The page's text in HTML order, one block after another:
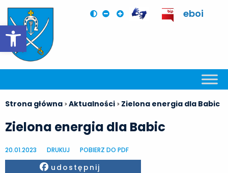
Otwórz pasek narzędzi
eboi
Strona główna >Aktualności > Zielona energia dla Babic
Zielona energia dla Babic
20.01.2023 DRUKUJ POBIERZ DO PDF
Facebook
udostępnij